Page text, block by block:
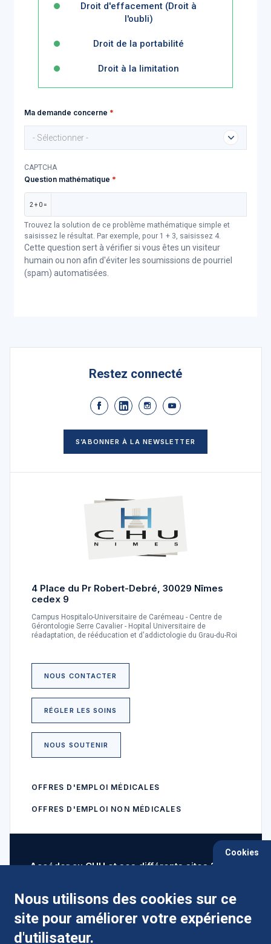
Droit d'effacement (Droit à
l'oubli)
Droit de la portabilité
Droit à la limitation
Ma demande concerne
- Sélectionner -
CAPTCHA
Question mathématique
2 + 0 =
Trouvez la solution de ce problème mathématique simple et
saisissez le résultat. Par exemple, pour 1 + 3, saisissez 4.
Cette question sert à vérifier si vous êtes un visiteur
humain ou non afin d'éviter les soumissions de pourriel
(spam) automatisées.
Restez connecté
S’ABONNER À LA NEWSLETTER
4 Place du Pr Robert-Debré, 30029 Nîmes
cedex 9
Campus Hospitalo-Universitaire de Carémeau - Centre de
Gérontologie Serre Cavalier - Hopital Universitaire de
réadaptation, de rééducation et d'addictologie du Grau-du-Roi
NOUS CONTACTER
RÉGLER LES SOINS
NOUS SOUTENIR
OFFRES D'EMPLOI MÉDICALES
OFFRES D'EMPLOI NON MÉDICALES
Accéder au CHU et ses différents sites ?
Comment préparer mon hospitalisation ?
Cookies
Nous utilisons des cookies sur ce
site pour améliorer votre expérience
d'utilisateur.